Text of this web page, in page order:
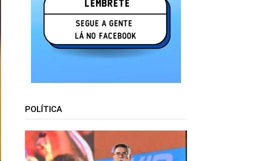
POLÍTICA